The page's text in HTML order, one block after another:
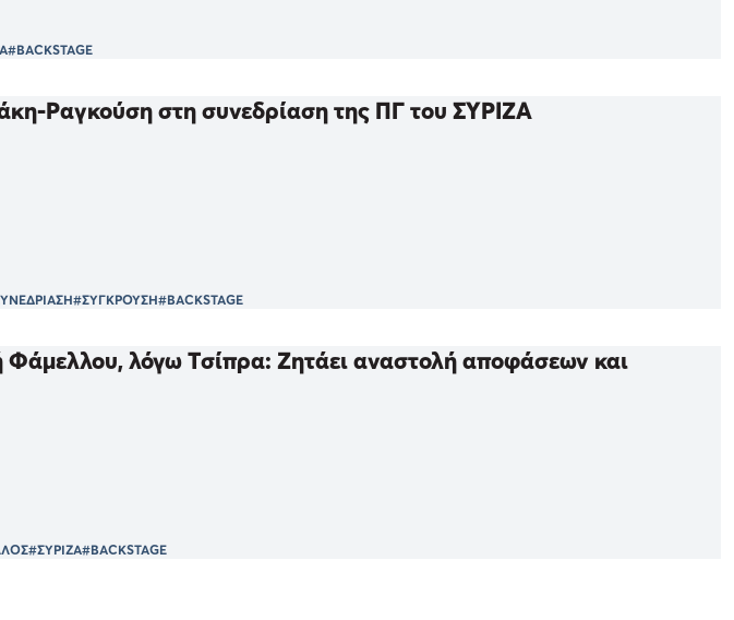
#BACKSTAGE
Ραγκούση στη συνεδρίαση της ΠΓ του ΣΥΡΙΖΑ
#ΣΥΓΚΡΟΥΣΗ#BACKSTAGE
λόγω Τσίπρα: Ζητάει αναστολή αποφάσεων και
#ΣΥΡΙΖΑ#BACKSTAGE